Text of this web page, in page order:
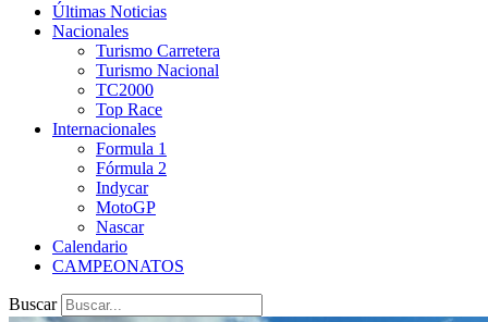
Últimas Noticias
Nacionales
Turismo Carretera
Turismo Nacional
TC2000
Top Race
Internacionales
Formula 1
Fórmula 2
Indycar
MotoGP
Nascar
Calendario
CAMPEONATOS
Buscar